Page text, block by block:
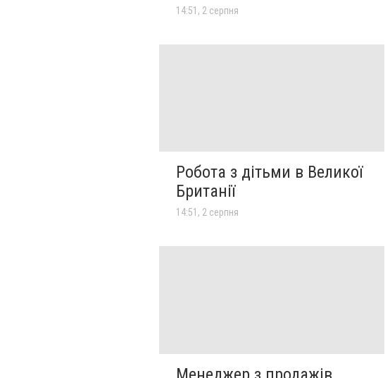
14:51, 2 серпня
Робота з дітьми в Великої
Британії
14:51, 2 серпня